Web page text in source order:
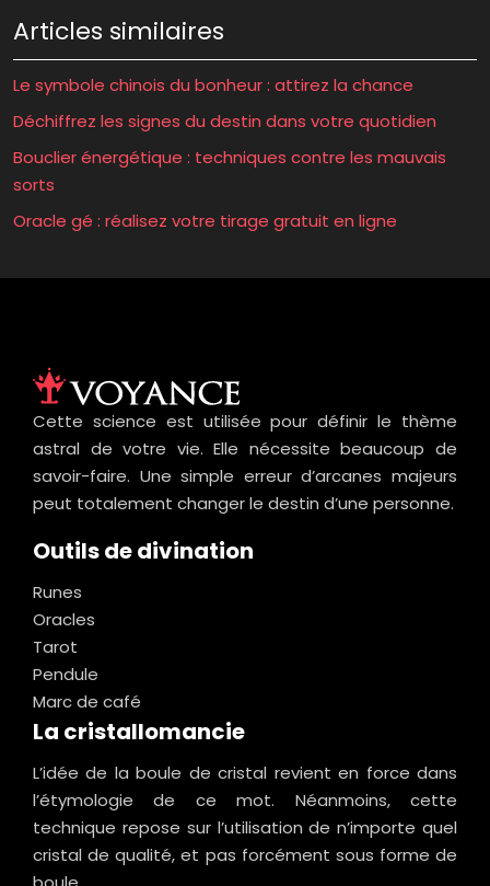
Articles similaires
Le symbole chinois du bonheur : attirez la chance
Déchiffrez les signes du destin dans votre quotidien
Bouclier énergétique : techniques contre les mauvais
sorts
Oracle gé : réalisez votre tirage gratuit en ligne
Cette science est utilisée pour définir le thème
astral de votre vie. Elle nécessite beaucoup de
savoir-faire. Une simple erreur d’arcanes majeurs
peut totalement changer le destin d’une personne.
Outils de divination
Runes
Oracles
Tarot
Pendule
Marc de café
La cristallomancie
L’idée de la boule de cristal revient en force dans
l’étymologie de ce mot. Néanmoins, cette
technique repose sur l’utilisation de n’importe quel
cristal de qualité, et pas forcément sous forme de